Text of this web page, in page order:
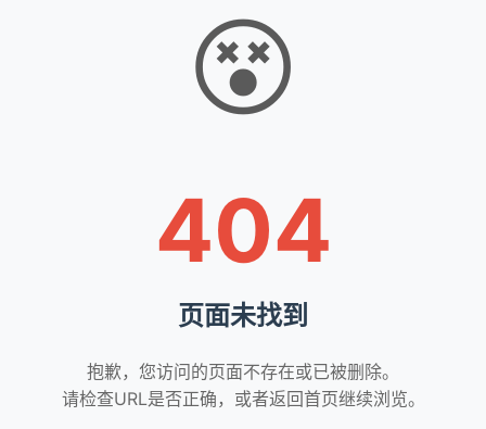
😵
404
页面未找到
抱歉，您访问的页面不存在或已被删除。
请检查URL是否正确，或者返回首页继续浏览。